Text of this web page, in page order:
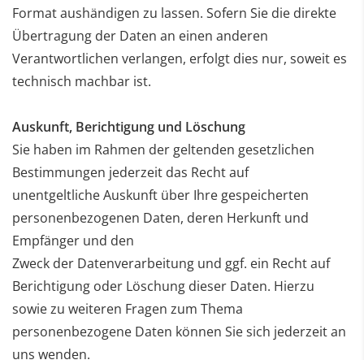
Formataushändigen zu lassen. Sofern Sie die direkte
Übertragung der Daten an einen anderen
Verantwortlichen verlangen, erfolgt dies nur, soweit es
technisch machbar ist.
Auskunft, Berichtigung und Löschung
Sie haben im Rahmen der geltenden gesetzlichen
Bestimmungen jederzeit das Recht auf
unentgeltlicheAuskunft über Ihre gespeicherten
personenbezogenen Daten, deren Herkunft und
Empfänger und den
Zweck der Datenverarbeitung und ggf. ein Recht auf
Berichtigung oder Löschung dieser Daten. Hierzu
sowiezu weiteren Fragen zum Thema
personenbezogene Daten können Sie sich jederzeit an
uns wenden.